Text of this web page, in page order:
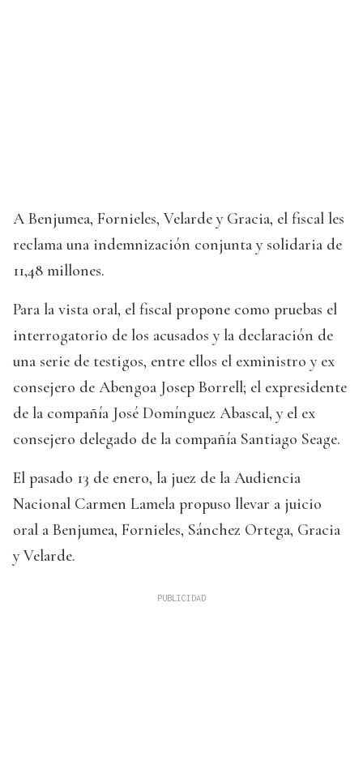
A Benjumea, Fornieles, Velarde y Gracia, el fiscal les
reclama una indemnización conjunta y solidaria de
11,48 millones.
Para la vista oral, el fiscal propone como pruebas el
interrogatorio de los acusados y la declaración de
una serie de testigos, entre ellos el exministro y ex
consejero de Abengoa Josep Borrell; el expresidente
de la compañía José Domínguez Abascal, y el ex
consejero delegado de la compañía Santiago Seage.
El pasado 13 de enero, la juez de la Audiencia
Nacional Carmen Lamela propuso llevar a juicio
oral a Benjumea, Fornieles, Sánchez Ortega, Gracia
y Velarde.